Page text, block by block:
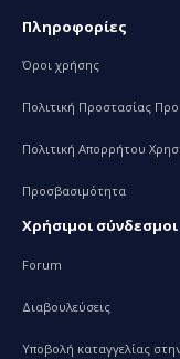
Πληροφορίες
Όροι χρήσης
Πολιτική Προστασίας
Πολιτική Απορρήτου
Προσβασιμότητα
Χρήσιμοι σύνδεσμοι
Forum
Διαβουλεύσεις
Υποβολή καταγγελίας